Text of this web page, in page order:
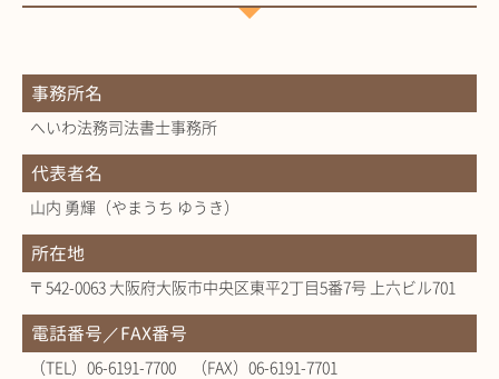
事務所名
へいわ法務司法書士事務所
代表者名
山内 勇輝（やまうち ゆうき）
所在地
〒542-0063 大阪府大阪市中央区東平2丁目5番7号 上六ビル701
電話番号／FAX番号
（TEL）06-6191-7700 （FAX）06-6191-7701